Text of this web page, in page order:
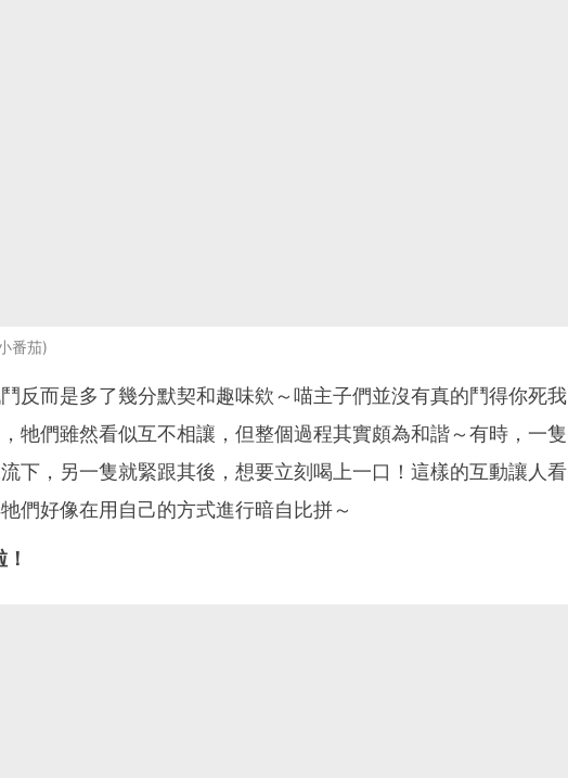
番茄
反而是多了幾分默契和趣味欸～喵主子們並沒有真的鬥得你死我
牠們雖然看似互不相讓，但整個過程其實頗為和諧～有時，一隻
下，另一隻就緊跟其後，想要立刻喝上一口！這樣的互動讓人看
們好像在用自己的方式進行暗自比拼～